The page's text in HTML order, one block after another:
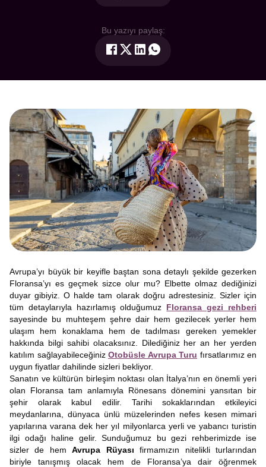
Bu yazıyı paylaş:
Avrupa’yı büyük bir keyifle baştan sona detaylı şekilde gezerken
Floransa’yı es geçmek sizce olur mu? Elbette olmaz dediğinizi
duyar gibiyiz. O halde tam olarak doğru adrestesiniz. Sizler için
tüm detaylarıyla hazırlamış olduğumuz Floransa gezi rehberi
sayesinde bu muhteşem şehre dair hem gezilecek yerler hem
ulaşım hem konaklama hem de tadılması gereken yemekler
hakkında bilgi sahibi olacaksınız. Dilediğiniz her an her yerden
katılım sağlayabileceğiniz Otobüsle Avrupa Turu fırsatlarımız en
uygun fiyatlar dahilinde sizleri bekliyor.
Sanatın ve kültürün birleşim noktası olan İtalya’nın en önemli yeri
olan Floransa tam anlamıyla Rönesans dönemini yansıtan bir
şehir olarak kabul edilir. Tarihi sokaklarından etkileyici
meydanlarına, dünyaca ünlü müzelerinden nefes kesen mimari
yapılarına varana dek her yıl milyonlarca yerli ve yabancı turistin
ilgi odağı haline gelir. Sunduğumuz bu gezi rehberimizde ise
sizler de hemAvrupa Rüyasıfirmamızın nitelikli turlarından
biriyle tanışmış olacak hem de Floransa’ya dair öğrenmek